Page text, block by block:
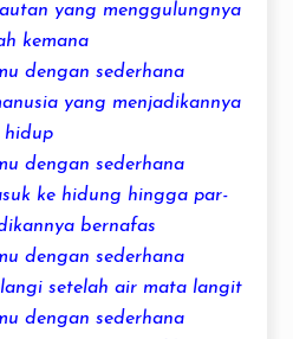
yang menggulungnya
kemana
dengan sederhana
yang menjadikannya
hidup
dengan sederhana
ke hidung hingga par-
bernafas
dengan sederhana
setelah air mata langit
dengan sederhana